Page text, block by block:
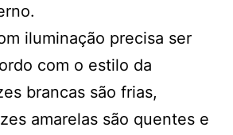
iluminação precisa ser
com o estilo da
brancas são frias,
amarelas são quentes e